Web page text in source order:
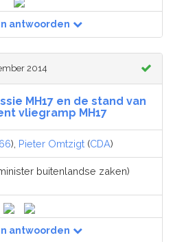
antwoorden
2014
MH17 en de stand van
vliegramp MH17
), Pieter Omtzigt (CDA)
buitenlandse zaken)
antwoorden